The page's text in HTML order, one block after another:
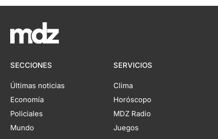
SECCIONES
Últimas noticias
Economía
Policiales
Mundo
SERVICIOS
Clima
Horóscopo
MDZ Radio
Juegos